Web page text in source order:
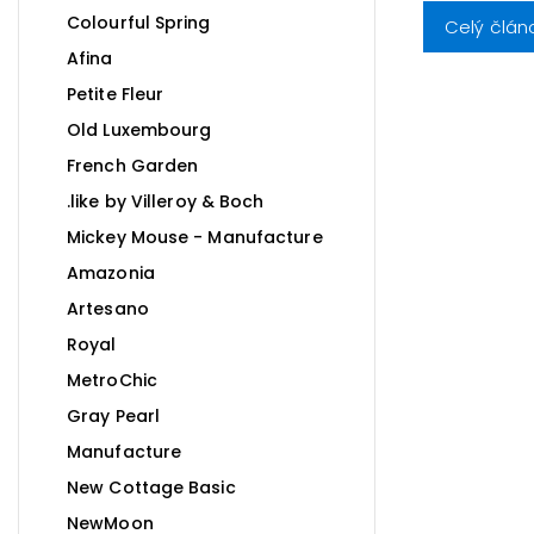
Colourful Spring
Afina
Petite Fleur
Old Luxembourg
French Garden
.like by Villeroy & Boch
Mickey Mouse - Manufacture
Amazonia
Artesano
Royal
MetroChic
Gray Pearl
Manufacture
New Cottage Basic
NewMoon
Celý